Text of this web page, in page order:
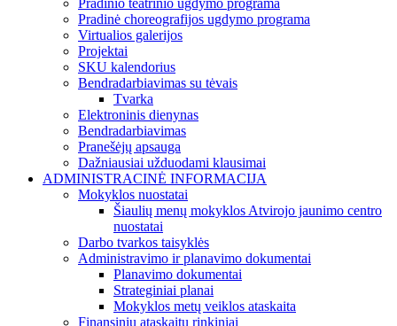
Pradinio teatrinio ugdymo programa
Pradinė choreografijos ugdymo programa
Virtualios galerijos
Projektai
SKU kalendorius
Bendradarbiavimas su tėvais
Tvarka
Elektroninis dienynas
Bendradarbiavimas
Pranešėjų apsauga
Dažniausiai užduodami klausimai
ADMINISTRACINĖ INFORMACIJA
Mokyklos nuostatai
Šiaulių menų mokyklos Atvirojo jaunimo centro
nuostatai
Darbo tvarkos taisyklės
Administravimo ir planavimo dokumentai
Planavimo dokumentai
Strateginiai planai
Mokyklos metų veiklos ataskaita
Finansinių ataskaitų rinkiniai